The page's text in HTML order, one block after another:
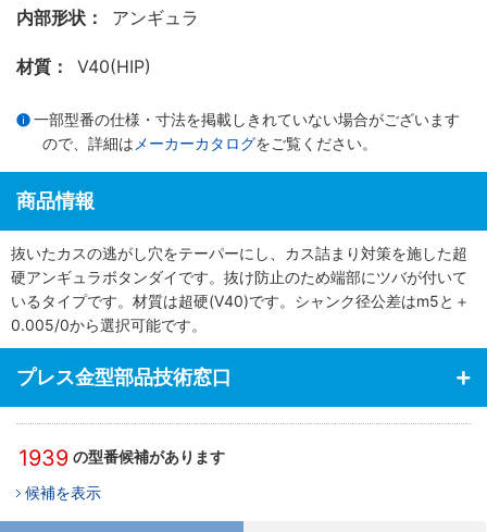
内部形状： アンギュラ
材質： V40(HIP)
一部型番の仕様・寸法を掲載しきれていない場合がございます
ので、詳細は メーカーカタログをご覧ください。
商品情報
抜いたカスの逃がし穴をテーパーにし、カス詰まり対策を施した超
硬アンギュラボタンダイです。抜け防止のため端部にツバが付いて
いるタイプです。材質は超硬(V40)です。シャンク径公差はm5と＋
0.005/0から選択可能です。
プレス金型部品技術窓口
1939 の型番候補があります
候補を表示